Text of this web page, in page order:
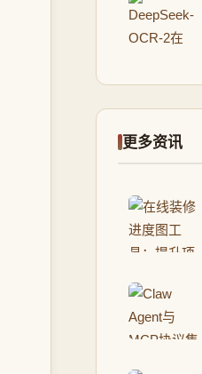
更多资讯